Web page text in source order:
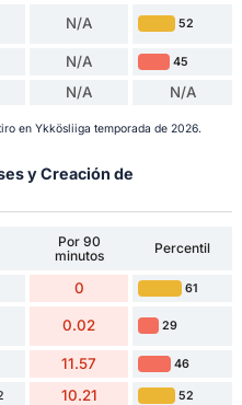
N/A 52
N/A 45
N/A N/A
en Ykkösliiga temporada de 2026.
y Creación de
Por 90
minutos
Percentil
0 61
0.02 29
11.57 46
10.21 52